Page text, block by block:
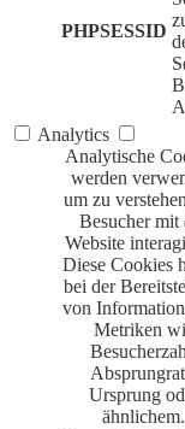
PHPSESSID
Analytics
Analytische
werden
um zu
Besucher mit
Website
Diese Cookies
bei der
von
Metriken
Ursprung
ähnlichem.